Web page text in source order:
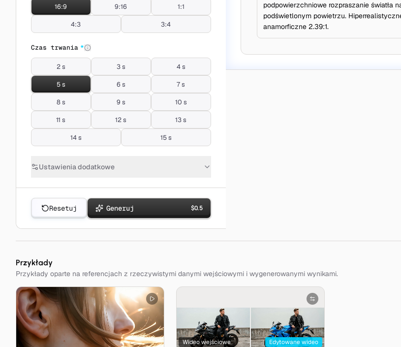
16:9 9:16 1:1
4:3 3:4
Czas trwania *
2 s 3 s 4 s
5 s 6 s 7 s
8 s 9 s 10 s
11 s 12 s 13 s
14 s 15 s
Ustawienia dodatkowe
Generuj $0.5
Resetuj
podpowierzchniowe rozpraszanie światła
podświetlonym powietrzu.
anamorficzne 2.39:1.
Przykłady
Przykłady oparte na referencjach z rzeczywistymi danymi wejściowymi i wygenerowanymi wynikami.
Wideo wejściowe Edytowane wideo